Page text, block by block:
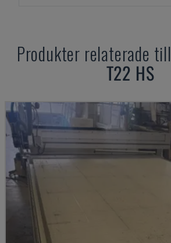
Produkter relaterade till
T22 HS